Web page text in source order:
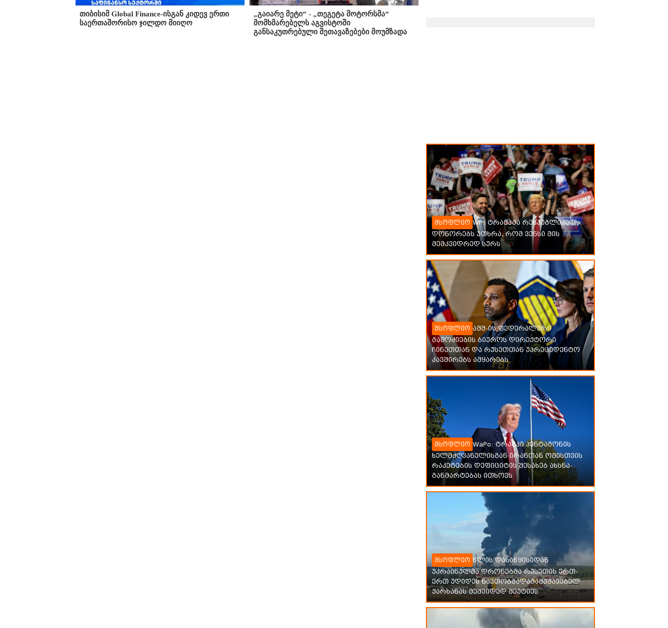
თიბისიმ Global Finance-ისგან კიდევ ერთი
საერთაშორისო ჯილდო მიიღო
„გაიარე მეტი“ - „თეგეტა მოტორსმა“
მომხმარებელს აგვისტოში
განსაკუთრებული შეთავაზებები მოუმზადა
მსოფლიო WP: ტრამპმა რესპუბლიკელ
დონორებს უთხრა, რომ ვენსი მის
მემკვიდრედ სურს
მსოფლიო აშშ-ის ფედერალური
გამოძიების ბიუროს დირექტორი
ჩინეთთან და რუსეთთან უპრეცედენტო
კავშირებს ამყარებს
მსოფლიო WaPo: ტრამპი პენტაგონის
ხელმძღვანელისგან ირანთან ომისთვის
რაკეტების დეფიციტის შესახებ ახსნა-
განმარტებას ითხოვს
მსოფლიო წლის დასაწყისიდან
უკრაინულმა დრონებმა რუსეთის ერთ-
ერთ უდიდეს ნავთობგადამამუშავებელ
ქარხანას მეშვიდედ შეუტიეს